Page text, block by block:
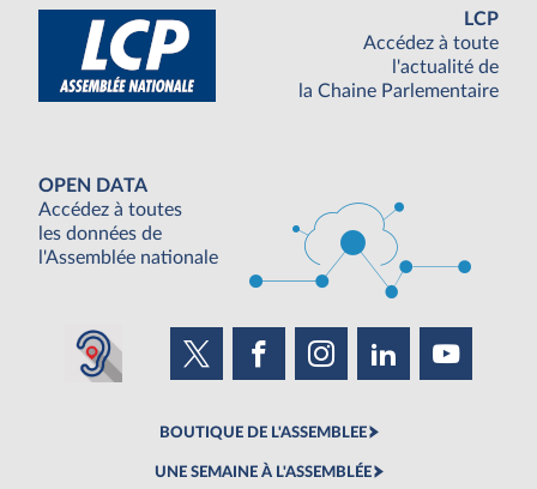
LCP
Accédez à toute
l'actualité de
la Chaine Parlementaire
OPEN DATA
Accédez à toutes
les données de
l'Assemblée nationale
BOUTIQUE DE L'ASSEMBLEE
UNE SEMAINE À L'ASSEMBLÉE